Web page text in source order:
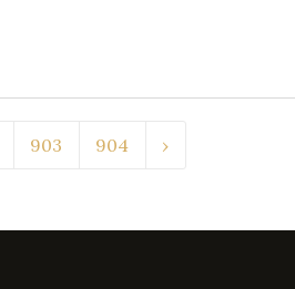
903 904 ›